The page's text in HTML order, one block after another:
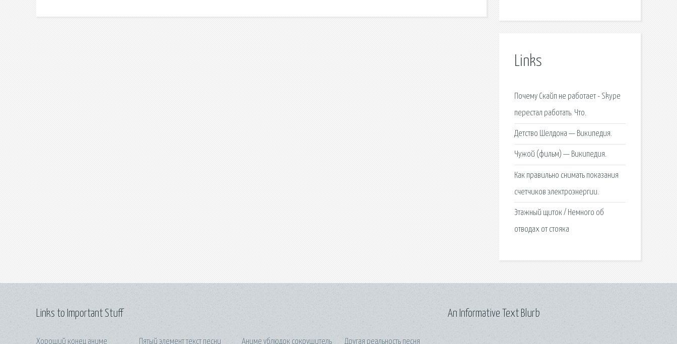
Links
Почему Скайп не работает - Skype
перестал работать. Что.
Детство Шелдона — Википедия.
Чужой (фильм) — Википедия.
Как правильно снимать показания
счетчиков электроэнергии.
Этажный щиток / Немного об
отводах от стояка
Links to Important Stuff
Хороший конец аниме Пятый элемент текст песни Аниме ублюдок сокрушитель Другая реальность песня
An Informative Text Blurb